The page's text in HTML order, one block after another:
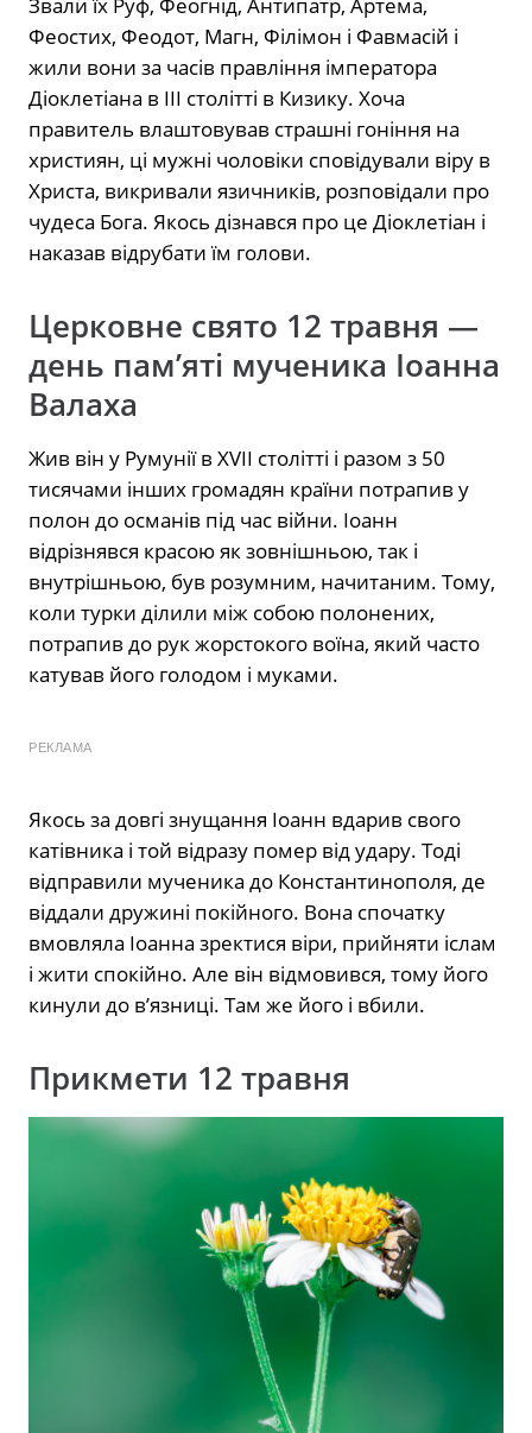
Феостих, Феодот, Магн, Філімон і Фавмасій і
жили вони за часів правління імператора
Діоклетіана в III столітті в Кизику. Хоча
правитель влаштовував страшні гоніння на
християн, ці мужні чоловіки сповідували віру в
Христа, викривали язичників, розповідали про
чудеса Бога. Якось дізнався про це Діоклетіан і
наказав відрубати їм голови.
Церковне свято 12 травня —
день пам’яті мученика Іоанна
Валаха
Жив він у Румунії в XVII столітті і разом з 50
тисячами інших громадян країни потрапив у
полон до османів під час війни. Іоанн
відрізнявся красою як зовнішньою, так і
внутрішньою, був розумним, начитаним. Тому,
коли турки ділили між собою полонених,
потрапив до рук жорстокого воїна, який часто
катував його голодом і муками.
РЕКЛАМА
Якось за довгі знущання Іоанн вдарив свого
катівника і той відразу помер від удару. Тоді
відправили мученика до Константинополя, де
віддали дружині покійного. Вона спочатку
вмовляла Іоанна зректися віри, прийняти іслам
і жити спокійно. Але він відмовився, тому його
кинули до в’язниці. Там же його і вбили.
Прикмети 12 травня